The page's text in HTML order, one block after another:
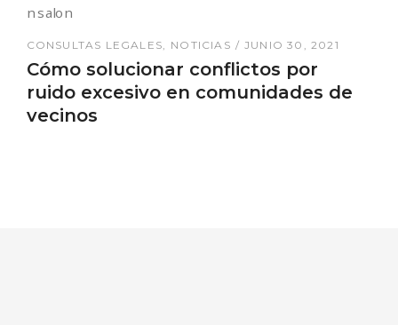
CONSULTAS LEGALES NOTICIAS JUNIO 30, 2021
Cómo solucionar conflictos por
ruido excesivo en comunidades de
vecinos